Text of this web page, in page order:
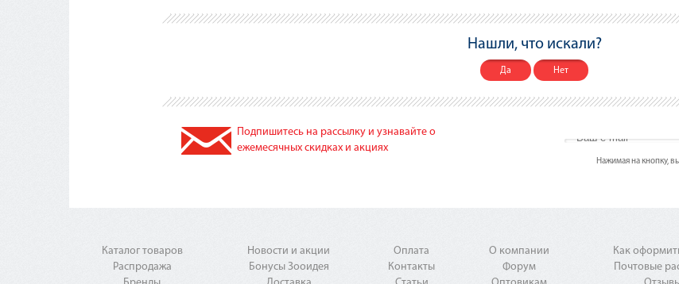
Нашли, что искали?
Да Нет
Подпишитесь на рассылку и узнавайте о
ежемесячных скидках и акциях
Нажимая на кнопку,
Каталог товаров
Распродажа
Новости и акции
Бонусы Зооидея
Оплата
Контакты
О компании
Форум
Как
Почтовые